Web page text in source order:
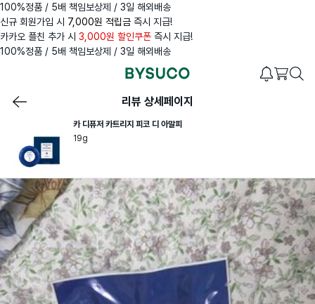
100%정품 / 5배 책임보상제 / 3일 해외배송
신규 회원가입 시 7,000원 적립금 즉시 지급!
카카오 플친 추가 시 3,000원 할인쿠폰 즉시 지급!
100%정품 / 5배 책임보상제 / 3일 해외배송
리뷰 상세페이지
카 디퓨저 카트리지 피코 디 아말피
19g